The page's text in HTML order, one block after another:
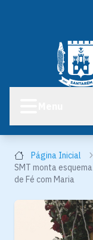
Página Inicial
SMT monta
de Fé com Maria